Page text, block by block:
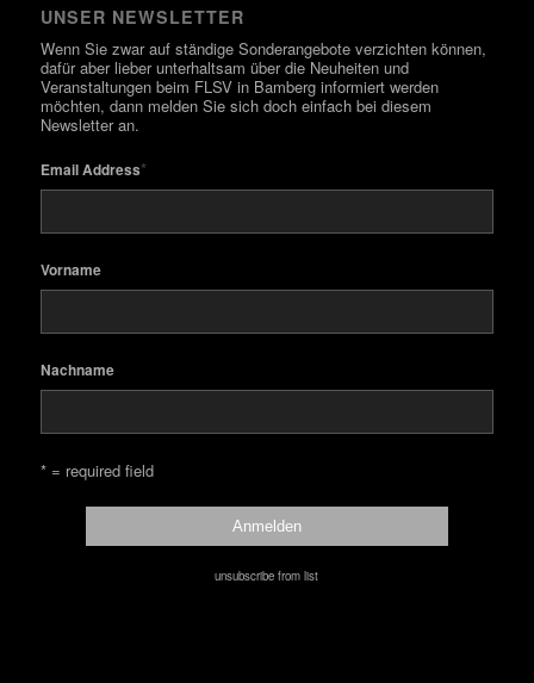
UNSER NEWSLETTER
Wenn Sie zwar auf ständige Sonderangebote verzichten können,
dafür aber lieber unterhaltsam über die Neuheiten und
Veranstaltungen beim FLSV in Bamberg informiert werden
möchten, dann melden Sie sich doch einfach bei diesem
Newsletter an.
Email Address*
Vorname
Nachname
* = required field
unsubscribe from list